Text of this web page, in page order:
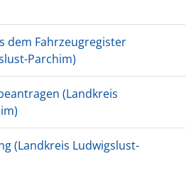
dem Fahrzeugregister
Parchim)
(Landkreis
(Landkreis Ludwigslust-